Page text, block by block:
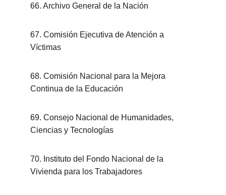
66. Archivo General de la Nación
67. Comisión Ejecutiva de Atención a
Víctimas
68. Comisión Nacional para la Mejora
Continua de la Educación
69. Consejo Nacional de Humanidades,
Ciencias y Tecnologías
70. Instituto del Fondo Nacional de la
Vivienda para los Trabajadores